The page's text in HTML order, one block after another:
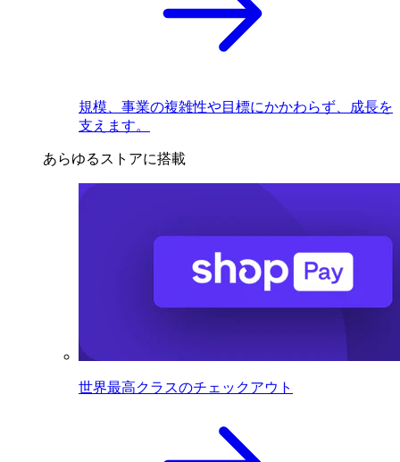
規模、事業の複雑性や目標にかかわらず、成長を
支えます。
あらゆるストアに搭載
世界最高クラスのチェックアウト